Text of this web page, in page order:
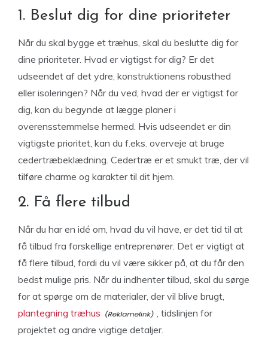
1. Beslut dig for dine prioriteter
Når du skal bygge et træhus, skal du beslutte dig for
dine prioriteter. Hvad er vigtigst for dig? Er det
udseendet af det ydre, konstruktionens robusthed
eller isoleringen? Når du ved, hvad der er vigtigst for
dig, kan du begynde at lægge planer i
overensstemmelse hermed. Hvis udseendet er din
vigtigste prioritet, kan du f.eks. overveje at bruge
cedertræbeklædning. Cedertræ er et smukt træ, der vil
tilføre charme og karakter til dit hjem.
2. Få flere tilbud
Når du har en idé om, hvad du vil have, er det tid til at
få tilbud fra forskellige entreprenører. Det er vigtigt at
få flere tilbud, fordi du vil være sikker på, at du får den
bedst mulige pris. Når du indhenter tilbud, skal du sørge
for at spørge om de materialer, der vil blive brugt,
plantegning træhus
, tidslinjen for
projektet og andre vigtige detaljer.